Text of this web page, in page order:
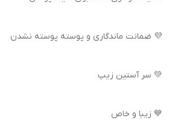
💜 ضمانت ماندگاری و پوسته پوسته نشدن
💚 سر آستین زیپ
💙 زیبا و خاص